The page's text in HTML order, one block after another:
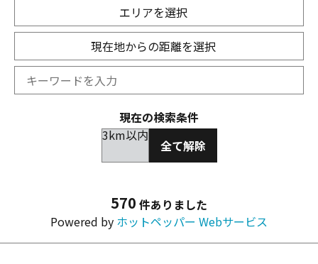
エリアを選択
現在地からの距離を選択
現在の検索条件
3km以内
全て解除
570 件ありました
Powered by ホットペッパー Webサービス